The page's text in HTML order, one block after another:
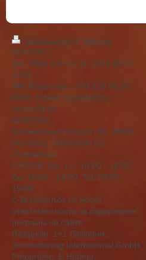
Druckversion | Sitemap
KONTAKT
Tel.: 0911 130 11 11, 0911 89 37
1433,
Alle Messenger: +49 176 56 33
4845, E-Mail: kontakt@m-
reisen24.de
ADRESSE:
Schweinauer Haupstr. 46, 90441
Nürnberg, Haltestelle U2
„Schweinau“
OFFICE: Mо.-Fr.: 10:00 - 18:00,
Sa: 10:00 - 14:00; Tel. 09:00 -
19:00
© M Reisen24 не несет
ответственности за содержание
рекламы на сайте.
Bildquelle: 1+1 Bibliothek;
Schmetterling International GmbH,
Fotografen: E.Hübner,